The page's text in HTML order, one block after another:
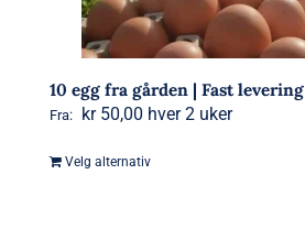
10 egg fra gården | Fast levering
Fra: kr50,00 hver 2 uker
Velg alternativDette